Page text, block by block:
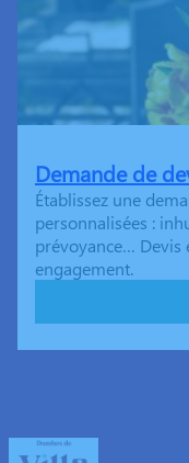
Demande de
Établissez une
personnalisées :
prévoyance… Devis
engagement.